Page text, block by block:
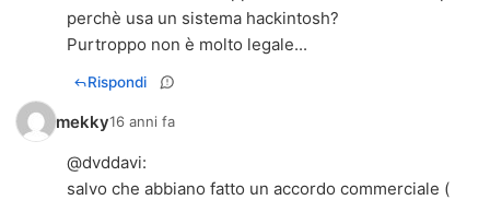
perchè usa un sistema hackintosh?
Purtroppo non è molto legale...
Rispondi
mekky16 anni fa
@dvddavi:
salvo che abbiano fatto un accordo commerciale (